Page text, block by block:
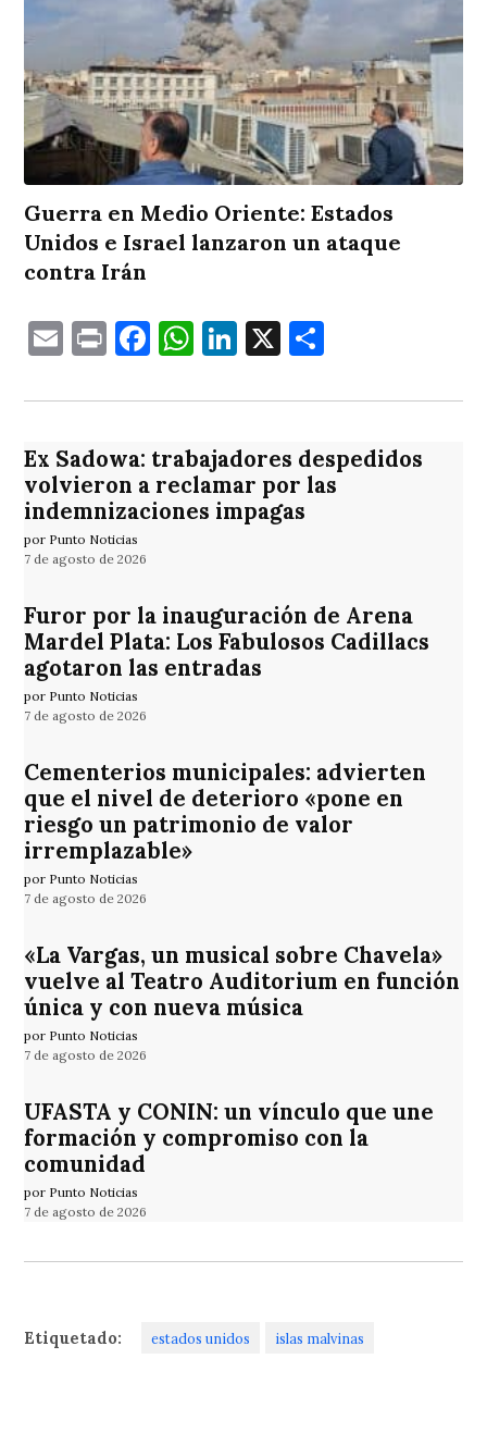
Guerra en Medio Oriente: Estados
Unidos e Israel lanzaron un ataque
contra Irán
EmailPrintFacebook
WhatsApp
LinkedIn
X
Ex Sadowa: trabajadores despedidos
volvieron a reclamar por las
indemnizaciones impagas
por Punto Noticias
7 de agosto de 2026
Furor por la inauguración de Arena
Mardel Plata: Los Fabulosos Cadillacs
agotaron las entradas
por Punto Noticias
7 de agosto de 2026
Cementerios municipales: advierten
que el nivel de deterioro «pone en
riesgo un patrimonio de valor
irremplazable»
por Punto Noticias
7 de agosto de 2026
«La Vargas, un musical sobre Chavela»
vuelve al Teatro Auditorium en función
única y con nueva música
por Punto Noticias
7 de agosto de 2026
UFASTA y CONIN: un vínculo que une
formación y compromiso con la
comunidad
por Punto Noticias
7 de agosto de 2026
Etiquetado: estados unidos islas malvinas